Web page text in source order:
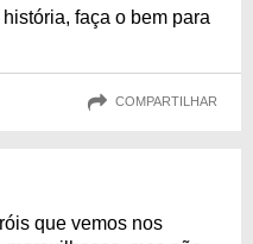
faça o bem para
COMPARTILHAR
que vemos nos